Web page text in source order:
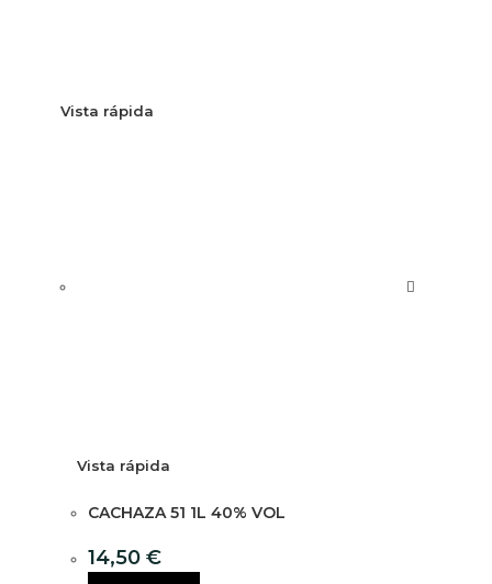
Vista rápida
Vista rápida
CACHAZA 51 1L 40% VOL
14,50 €